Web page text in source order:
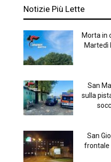
Notizie Più Lette
Morta in
Martedì
San
sulla
San
frontale